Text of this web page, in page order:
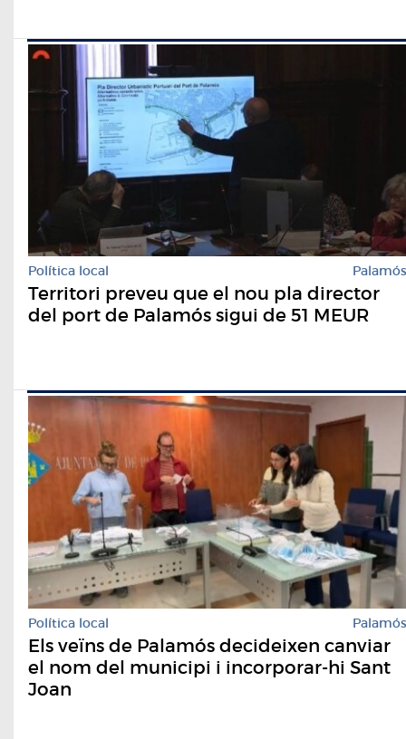
Política local Palamós
Territori preveu que el nou pla director
del port de Palamós sigui de 51 MEUR
Política local Palamós
Els veïns de Palamós decideixen canviar
el nom del municipi i incorporar-hi Sant
Joan